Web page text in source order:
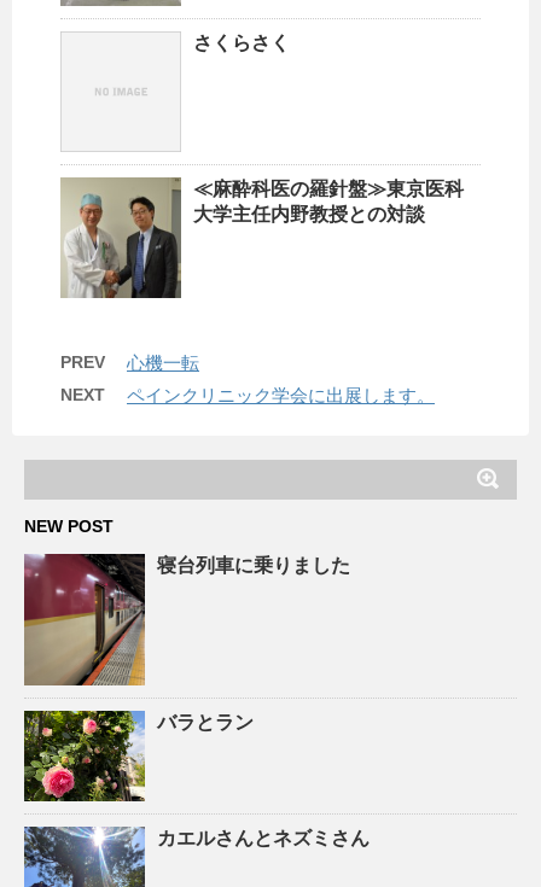
さくらさく
≪麻酔科医の羅針盤≫東京医科
大学主任内野教授との対談
PREV 心機一転
NEXT ペインクリニック学会に出展します。
NEW POST
寝台列車に乗りました
バラとラン
カエルさんとネズミさん